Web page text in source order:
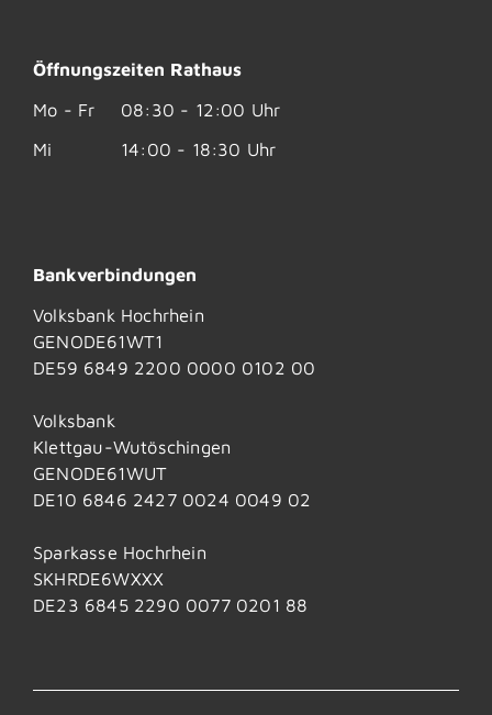
Öffnungszeiten Rathaus
Mo - Fr
08:30 - 12:00 Uhr
Mi
14:00 - 18:30 Uhr
Bankverbindungen
Volksbank Hochrhein
GENODE61WT1
DE59 6849 2200 0000 0102 00
Volksbank
Klettgau-Wutöschingen
GENODE61WUT
DE10 6846 2427 0024 0049 02
Sparkasse Hochrhein
SKHRDE6WXXX
DE23 6845 2290 0077 0201 88